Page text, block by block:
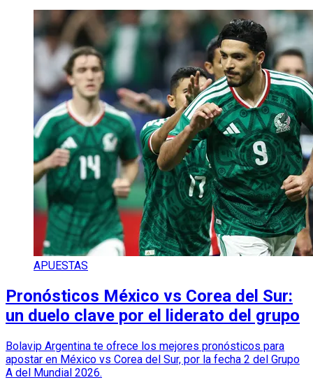
APUESTAS
Pronósticos México vs Corea del Sur:
un duelo clave por el liderato del grupo
Bolavip Argentina te ofrece los mejores pronósticos para
apostar en México vs Corea del Sur, por la fecha 2 del Grupo
A del Mundial 2026.